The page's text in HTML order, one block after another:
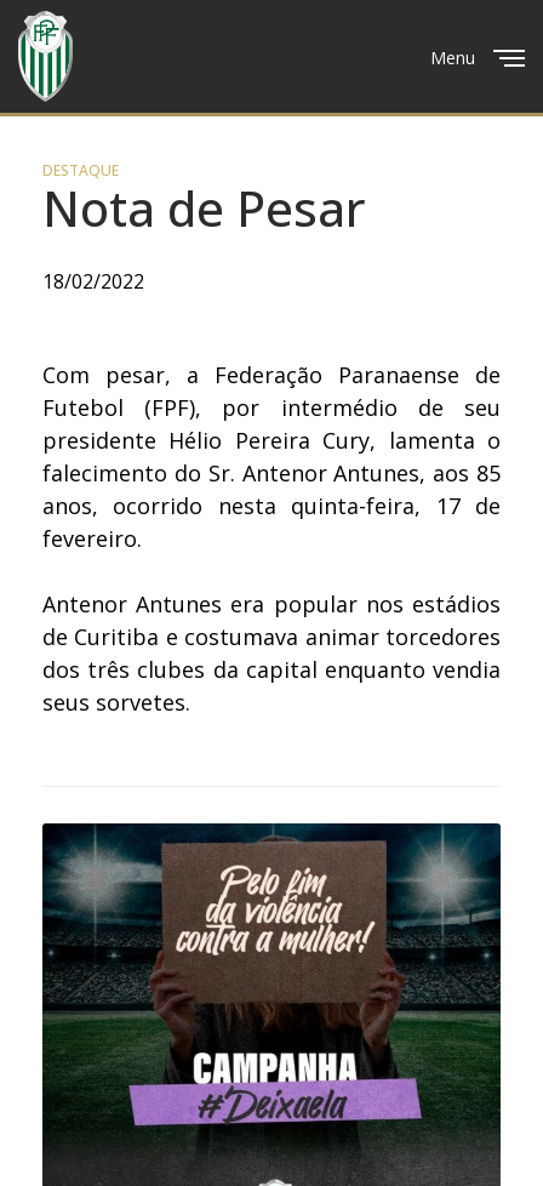
Menu
DESTAQUE
Nota de Pesar
18/02/2022
Com pesar, a Federação Paranaense de
Futebol (FPF), por intermédio de seu
presidente Hélio Pereira Cury, lamenta o
falecimento do Sr. Antenor Antunes, aos 85
anos, ocorrido nesta quinta-feira, 17 de
fevereiro.
Antenor Antunes era popular nos estádios
de Curitiba e costumava animar torcedores
dos três clubes da capital enquanto vendia
seus sorvetes.